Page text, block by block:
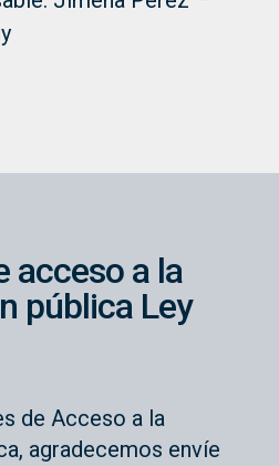
acceso a la
pública Ley
de Acceso a la
agradecemos envíe